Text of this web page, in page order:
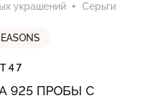
украшений Серьги
925 ПРОБЫ С